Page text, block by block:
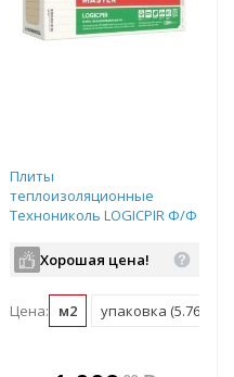
Плиты
теплоизоляционные
Технониколь LOGICPIR Ф/Ф
Хорошая цена!
Цена: м2 упаковка (5.76 м2)